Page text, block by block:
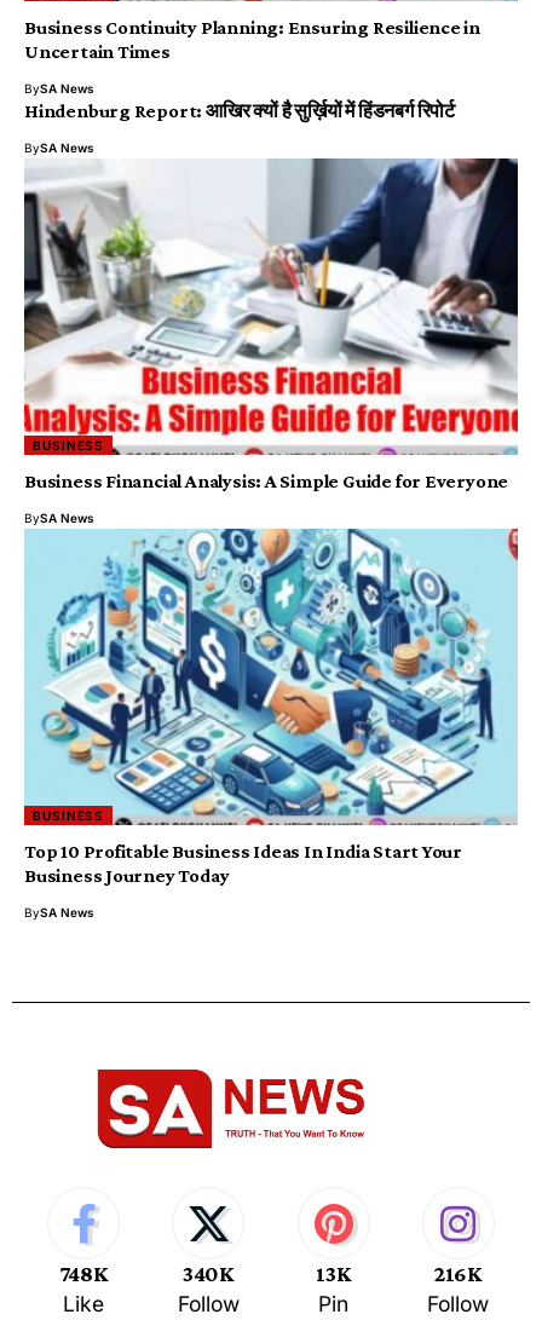
Business Continuity Planning: Ensuring Resilience in
Uncertain Times
BySA News
Hindenburg Report: आखिर क्यों है सुर्ख़ियों में हिंडनबर्ग रिपोर्ट
BySA News
BUSINESS
Business Financial Analysis: A Simple Guide for Everyone
BySA News
BUSINESS
Top 10 Profitable Business Ideas In India Start Your
Business Journey Today
BySA News
748K
Like
340K
Follow
13K
Pin
216K
Follow